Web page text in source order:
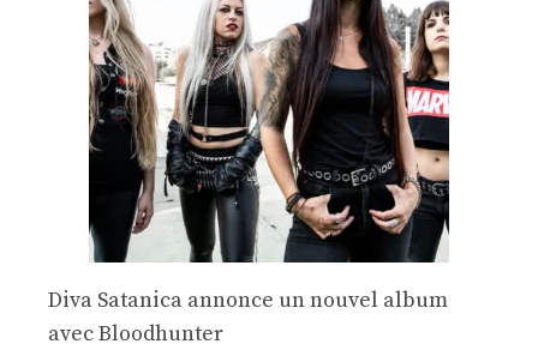
Diva Satanica annonce un nouvel album
avec Bloodhunter